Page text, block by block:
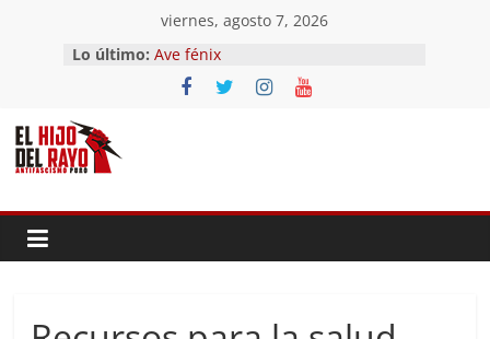
contenido
viernes, agosto 7, 2026
Lo último: Ave fénix
¿Dios no existe?
First Time